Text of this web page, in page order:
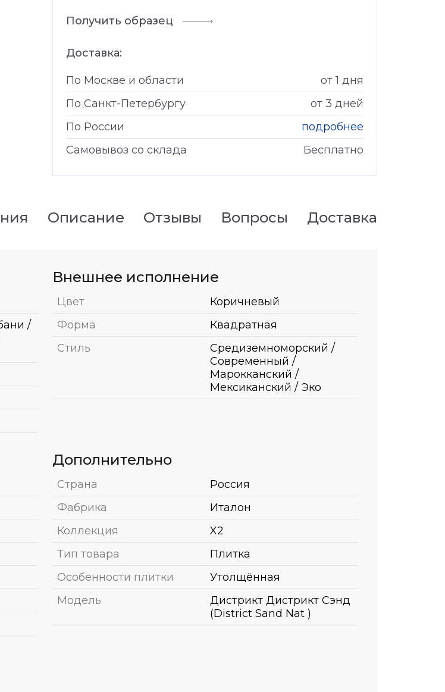
Получить образец
Доставка:
По Москве и области
от 1 дня
По Санкт-Петербургу
от 3 дней
По России
подробнее
Самовывоз со склада
Бесплатно
Описание Отзывы Вопросы Доставка
/
Внешнее исполнение
Цвет
Коричневый
Форма
Квадратная
Стиль
Средиземноморский /
Современный /
Марокканский /
Мексиканский / Эко
Дополнительно
Страна
Россия
Фабрика
Италон
Коллекция
X2
Тип товара
Плитка
Особенности плитки
Утолщённая
Модель
Дистрикт Дистрикт Сэнд
(District Sand Nat )